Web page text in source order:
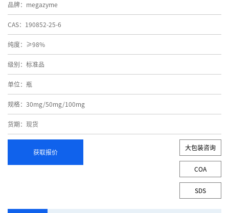
品牌：megazyme
CAS：190852-25-6
纯度：≥98%
级别：标准品
单位：瓶
规格：30mg/50mg/100mg
货期：现货
获取报价
大包装咨询
COA
SDS